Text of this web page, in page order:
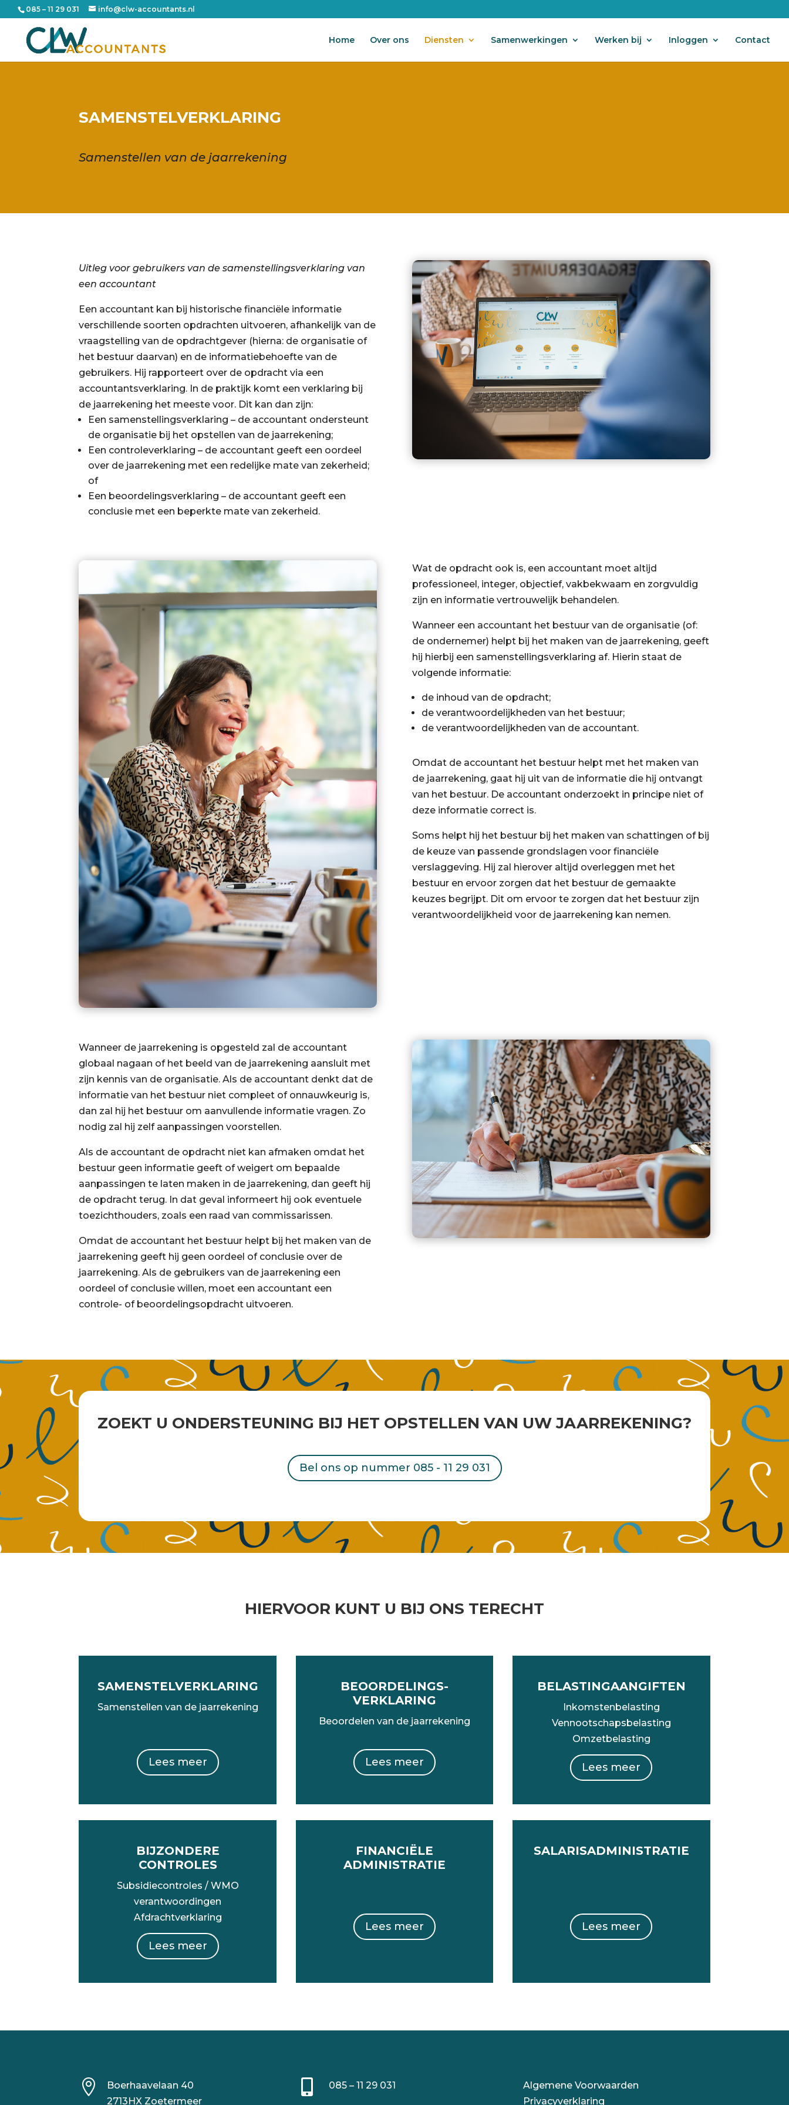
085 – 11 29 031 info@clw-accountants.nl
Home Over ons Diensten Samenwerkingen Werken bij Inloggen Contact
SAMENSTELVERKLARING
Samenstellen van de jaarrekening
Uitleg voor gebruikers van de samenstellingsverklaring van
een accountant
Een accountant kan bij historische financiële informatie
verschillende soorten opdrachten uitvoeren, afhankelijk van de
vraagstelling van de opdrachtgever (hierna: de organisatie of
het bestuur daarvan) en de informatiebehoefte van de
gebruikers. Hij rapporteert over de opdracht via een
accountantsverklaring. In de praktijk komt een verklaring bij
de jaarrekening het meeste voor. Dit kan dan zijn:
Een samenstellingsverklaring – de accountant ondersteunt
de organisatie bij het opstellen van de jaarrekening;
Een controleverklaring – de accountant geeft een oordeel
over de jaarrekening met een redelijke mate van zekerheid;
of
Een beoordelingsverklaring – de accountant geeft een
conclusie met een beperkte mate van zekerheid.
Wat de opdracht ook is, een accountant moet altijd
professioneel, integer, objectief, vakbekwaam en zorgvuldig
zijn en informatie vertrouwelijk behandelen.
Wanneer een accountant het bestuur van de organisatie (of:
de ondernemer) helpt bij het maken van de jaarrekening, geeft
hij hierbij een samenstellingsverklaring af. Hierin staat de
volgende informatie:
de inhoud van de opdracht;
de verantwoordelijkheden van het bestuur;
de verantwoordelijkheden van de accountant.
Omdat de accountant het bestuur helpt met het maken van
de jaarrekening, gaat hij uit van de informatie die hij ontvangt
van het bestuur. De accountant onderzoekt in principe niet of
deze informatie correct is.
Soms helpt hij het bestuur bij het maken van schattingen of bij
de keuze van passende grondslagen voor financiële
verslaggeving. Hij zal hierover altijd overleggen met het
bestuur en ervoor zorgen dat het bestuur de gemaakte
keuzes begrijpt. Dit om ervoor te zorgen dat het bestuur zijn
verantwoordelijkheid voor de jaarrekening kan nemen.
Wanneer de jaarrekening is opgesteld zal de accountant
globaal nagaan of het beeld van de jaarrekening aansluit met
zijn kennis van de organisatie. Als de accountant denkt dat de
informatie van het bestuur niet compleet of onnauwkeurig is,
dan zal hij het bestuur om aanvullende informatie vragen. Zo
nodig zal hij zelf aanpassingen voorstellen.
Als de accountant de opdracht niet kan afmaken omdat het
bestuur geen informatie geeft of weigert om bepaalde
aanpassingen te laten maken in de jaarrekening, dan geeft hij
de opdracht terug. In dat geval informeert hij ook eventuele
toezichthouders, zoals een raad van commissarissen.
Omdat de accountant het bestuur helpt bij het maken van de
jaarrekening geeft hij geen oordeel of conclusie over de
jaarrekening. Als de gebruikers van de jaarrekening een
oordeel of conclusie willen, moet een accountant een
controle- of beoordelingsopdracht uitvoeren.
ZOEKT U ONDERSTEUNING BIJ HET OPSTELLEN VAN UW JAARREKENING?
Bel ons op nummer 085 - 11 29 031
HIERVOOR KUNT U BIJ ONS TERECHT
SAMENSTELVERKLARING
Samenstellen van de jaarrekening
Lees meer
BEOORDELINGS-
VERKLARING
Beoordelen van de jaarrekening
Lees meer
BELASTINGAANGIFTEN
Inkomstenbelasting
Vennootschapsbelasting
Omzetbelasting
Lees meer
BIJZONDERE
CONTROLES
Subsidiecontroles / WMO
verantwoordingen
Afdrachtverklaring
Lees meer
FINANCIËLE
ADMINISTRATIE
Lees meer
SALARISADMINISTRATIE
Lees meer

Boerhaavelaan 40
2713HX Zoetermeer
 085 – 11 29 031
Algemene Voorwaarden
Privacyverklaring